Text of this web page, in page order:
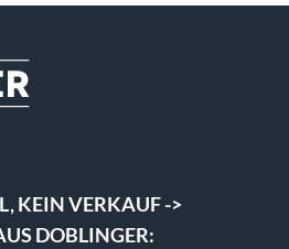
KEIN VERKAUF ->
DOBLINGER: